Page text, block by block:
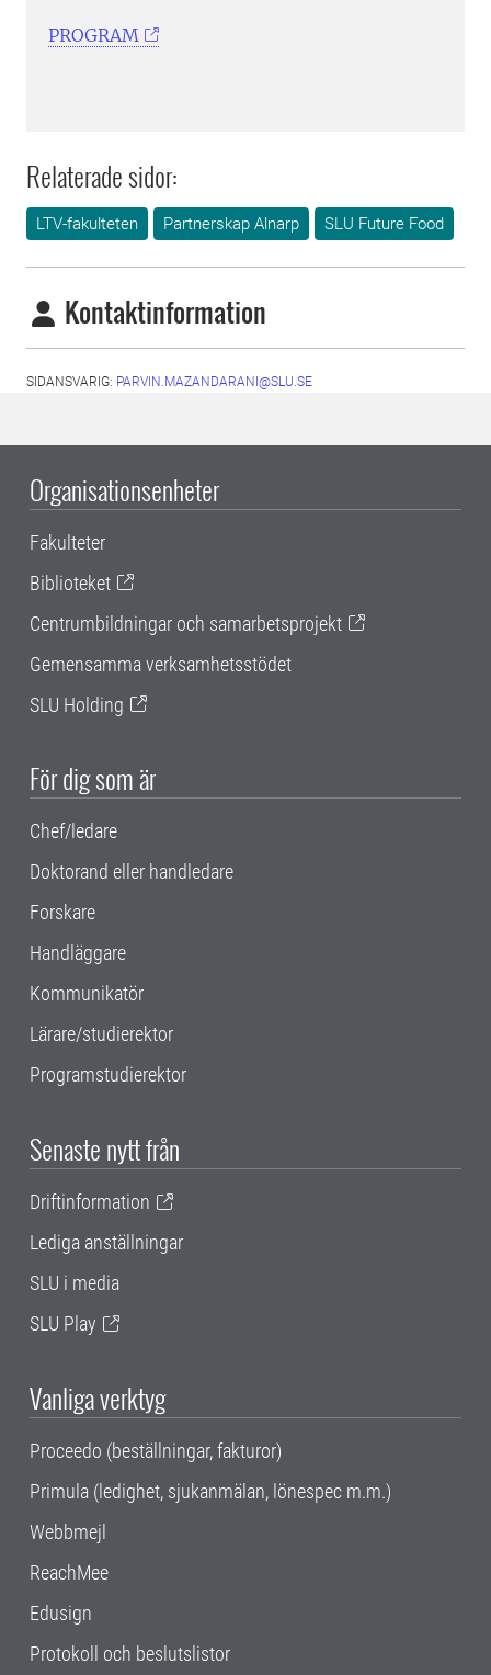
PROGRAM
Relaterade sidor:
LTV-fakulteten Partnerskap Alnarp SLU Future Food
Kontaktinformation
SIDANSVARIG: PARVIN.MAZANDARANI@SLU.SE
Organisationsenheter
Fakulteter
Biblioteket
Centrumbildningar och samarbetsprojekt
Gemensamma verksamhetsstödet
SLU Holding
För dig som är
Chef/ledare
Doktorand eller handledare
Forskare
Handläggare
Kommunikatör
Lärare/studierektor
Programstudierektor
Senaste nytt från
Driftinformation
Lediga anställningar
SLU i media
SLU Play
Vanliga verktyg
Proceedo (beställningar, fakturor)
Primula (ledighet, sjukanmälan, lönespec m.m.)
Webbmejl
ReachMee
Edusign
Protokoll och beslutslistor